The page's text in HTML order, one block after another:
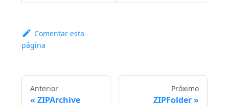
Comentar esta
página
Anterior
ZIPArchive
Próximo
ZIPFolder